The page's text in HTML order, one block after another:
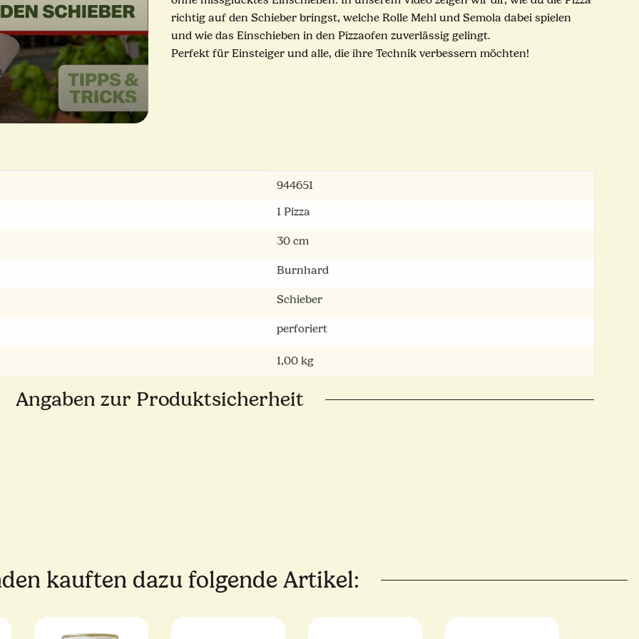
richtig auf den Schieber bringst, welche Rolle Mehl und Semola dabei spielen
und wie das Einschieben in den Pizzaofen zuverlässig gelingt.
Perfekt für Einsteiger und alle, die ihre Technik verbessern möchten!
944651
1 Pizza
30 cm
Burnhard
Schieber
perforiert
1,00 kg
Angaben zur Produktsicherheit
kauften dazu folgende Artikel: